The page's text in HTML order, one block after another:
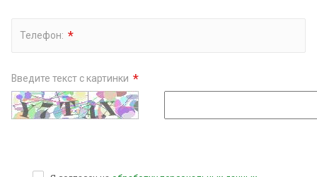
Телефон: *
Введите текст с картинки *